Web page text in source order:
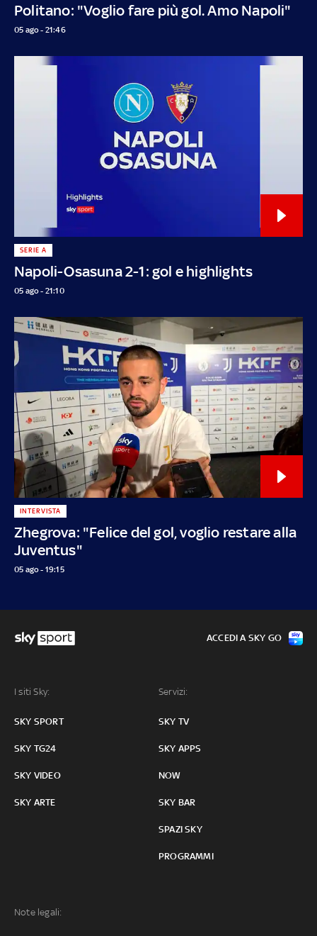
Politano: "Voglio fare più gol. Amo Napoli"
05 ago - 21:46
Napoli-Osasuna 2-1: gol e highlights
SERIE A
05 ago - 21:10
Zhegrova: "Felice del gol, voglio restare alla
Juventus"
INTERVISTA
05 ago - 19:15
I siti Sky:
SKY SPORT
SKY TG24
SKY VIDEO
SKY ARTE
Servizi:
SKY TV
SKY APPS
NOW
SKY BAR
SPAZI SKY
PROGRAMMI
Note legali:
ACCEDI A SKY GO